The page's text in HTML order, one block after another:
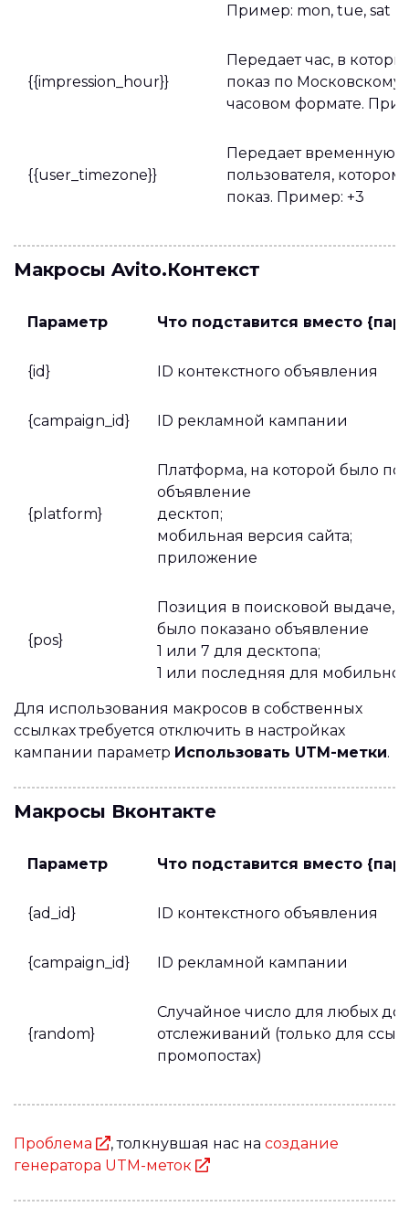
Пример: mon, tue, sat
{{impression_hour}}
Передает час, в
показ по Московскому
часовом формате.
{{user_timezone}}
Передает временную
пользователя,
показ. Пример: +3
Макросы Avito.Контекст
Параметр Что подставится вместо
{id} ID контекстного объявления
{campaign_id} ID рекламной кампании
{platform}
Платформа, на которой было
объявление
десктоп;
мобильная версия сайта;
приложение
{pos}
Позиция в поисковой выдаче,
было показано объявление
1 или 7 для десктопа;
1 или последняя для
Для использования макросов в собственных
ссылках требуется отключить в настройках
кампании параметр Использовать UTM-метки.
Макросы Вконтакте
Параметр Что подставится вместо
{ad_id} ID контекстного объявления
{campaign_id} ID рекламной кампании
{random}
Случайное число для любых
отслеживаний (только для
промопостах)
Проблема , толкнувшая нас на создание
генератора UTM-меток